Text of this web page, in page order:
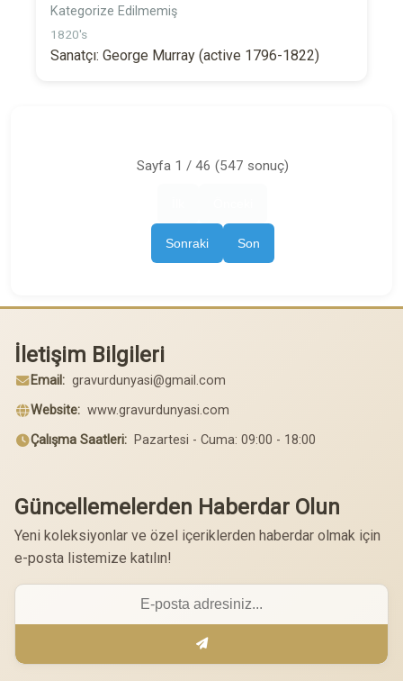
Kategorize Edilmemiş
1820's
Sanatçı: George Murray (active 1796-1822)
Sayfa 1 / 46 (547 sonuç)
Sonraki Son
İletişim Bilgileri
Email: gravurdunyasi@gmail.com
Website: www.gravurdunyasi.com
Çalışma Saatleri: Pazartesi - Cuma: 09:00 - 18:00
Güncellemelerden Haberdar Olun
Yeni koleksiyonlar ve özel içeriklerden haberdar olmak için
e-posta listemize katılın!